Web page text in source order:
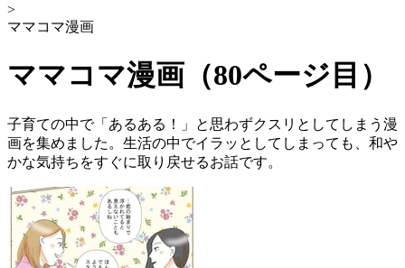
>
ママコマ漫画
ママコマ漫画（80ページ目）
子育ての中で「あるある！」と思わずクスリとしてしまう漫
画を集めました。生活の中でイラッとしてしまっても、和や
かな気持ちをすぐに取り戻せるお話です。